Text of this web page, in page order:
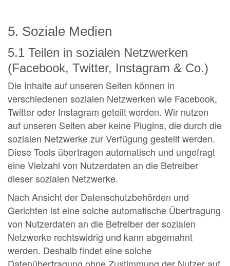
5. Soziale Medien
5.1 Teilen in sozialen Netzwerken
(Facebook, Twitter, Instagram & Co.)
Die Inhalte auf unseren Seiten können in
verschiedenen sozialen Netzwerken wie Facebook,
Twitter oder Instagram geteilt werden. Wir nutzen
auf unseren Seiten aber keine Plugins, die durch die
sozialen Netzwerke zur Verfügung gestellt werden.
Diese Tools übertragen automatisch und ungefragt
eine Vielzahl von Nutzerdaten an die Betreiber
dieser sozialen Netzwerke.
Nach Ansicht der Datenschutzbehörden und
Gerichten ist eine solche automatische Übertragung
von Nutzerdaten an die Betreiber der sozialen
Netzwerke rechtswidrig und kann abgemahnt
werden. Deshalb findet eine solche